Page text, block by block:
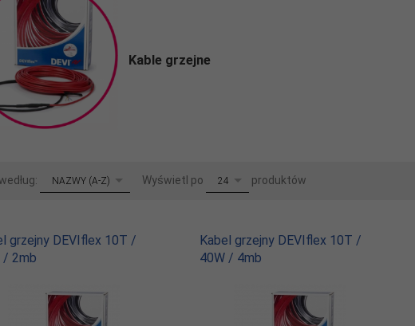
Kable grzejne
sortNAZWY (A-Z) Wyświetl po pop24 produktów
grzejny DEVIflex 10T /
/ 2mb
Kabel grzejny DEVIflex 10T /
40W / 4mb